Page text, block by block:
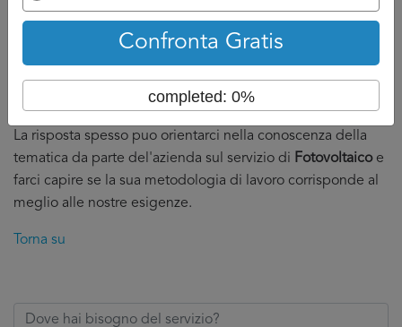
Se poi possiamo dare un piccolo consiglio: al momento
della discussione con l'impresa per il servizio
capitano spesso casi come i nostri e come si comporta di
La risposta spesso puo orientarci nella conoscenza della
tematica da parte del'azienda sul servizio di Fotovoltaicoe
farci capire se la sua metodologia di lavoro corrisponde al
meglio alle nostre esigenze.
Torna su
Confronta Gratis
completed: 0%